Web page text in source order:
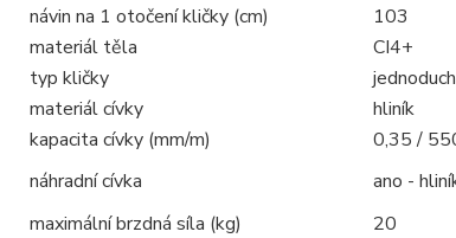
návin na 1 otočení kličky (cm)
103
materiál těla
CI4+
typ kličky
materiál cívky
hliník
kapacita cívky (mm/m)
0,35 /
náhradní cívka
ano -
maximální brzdná síla (kg)
20